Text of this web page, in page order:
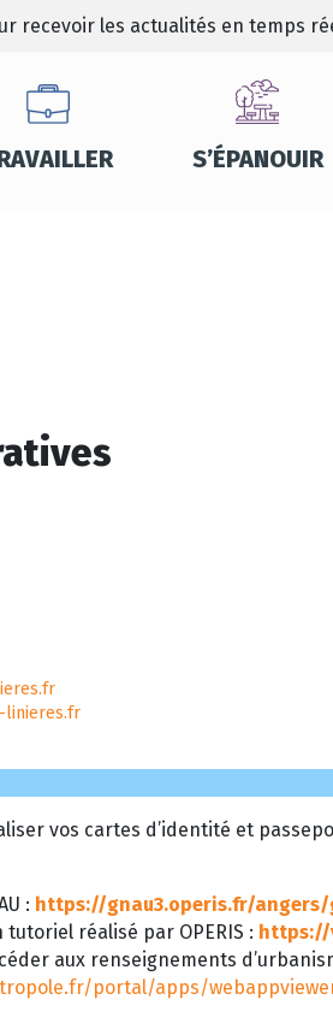
recevoir les actualités en temps
S’ÉPANOUIR
linieres.fr
vos cartes d’identité et
: https://gnau3.operis.fr/
réalisé par OPERIS : https://
aux renseignements
portal/apps/